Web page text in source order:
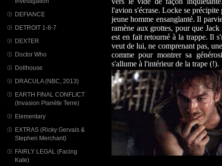
DEFIANCE
DETROIT 1-8-7
DEXTER
Doctor Who
Dollhouse
DRACULA (NBC, 2013)
EARTH FINAL CONFLICT
(Invasion Planète Terre)
Elementary
EXTRAS (Ricky Gervais &
Stephen Merchant)
FAIRLY LEGAL (Facing
Kate)
l'avion s'écrase. Locke se
jeune homme ensanglanté. Il
ramène aux grottes, pour que
est en fait retourné à la trappe. Il
veut de lui, ne comprenant pas,
comme pour montrer sa
s'allume à l'intérieur de la trape (!).